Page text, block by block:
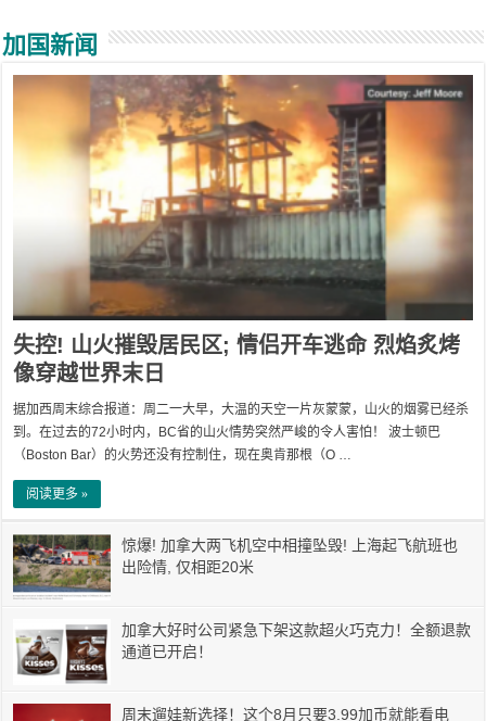
加国新闻
失控! 山火摧毁居民区; 情侣开车逃命 烈焰炙烤
像穿越世界末日
据加西周末综合报道：周二一大早，大温的天空一片灰蒙蒙，山火的烟雾已经杀
到。在过去的72小时内，BC省的山火情势突然严峻的令人害怕！ 波士顿巴
（Boston Bar）的火势还没有控制住，现在奥肯那根（O …
阅读更多 »
惊爆! 加拿大两飞机空中相撞坠毁! 上海起飞航班也
出险情, 仅相距20米
加拿大好时公司紧急下架这款超火巧克力！全额退款
通道已开启！
周末遛娃新选择！这个8月只要3.99加币就能看电